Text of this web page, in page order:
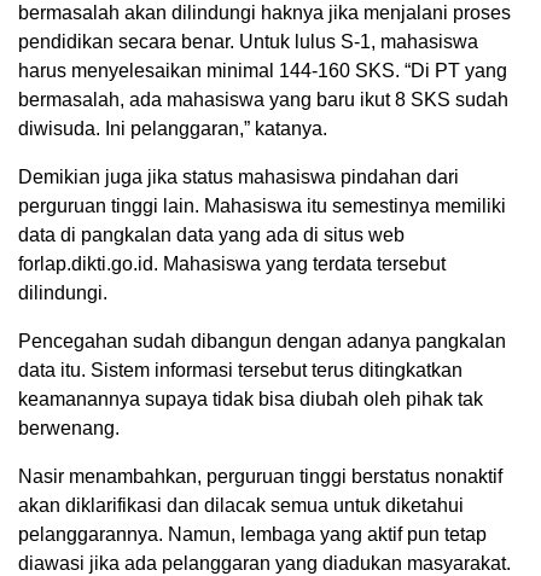
bermasalah akan dilindungi haknya jika menjalani proses
pendidikan secara benar. Untuk lulus S-1, mahasiswa
harus menyelesaikan minimal 144-160 SKS. “Di PT yang
bermasalah, ada mahasiswa yang baru ikut 8 SKS sudah
diwisuda. Ini pelanggaran,” katanya.
Demikian juga jika status mahasiswa pindahan dari
perguruan tinggi lain. Mahasiswa itu semestinya memiliki
data di pangkalan data yang ada di situs web
forlap.dikti.go.id. Mahasiswa yang terdata tersebut
dilindungi.
Pencegahan sudah dibangun dengan adanya pangkalan
data itu. Sistem informasi tersebut terus ditingkatkan
keamanannya supaya tidak bisa diubah oleh pihak tak
berwenang.
Nasir menambahkan, perguruan tinggi berstatus nonaktif
akan diklarifikasi dan dilacak semua untuk diketahui
pelanggarannya. Namun, lembaga yang aktif pun tetap
diawasi jika ada pelanggaran yang diadukan masyarakat.